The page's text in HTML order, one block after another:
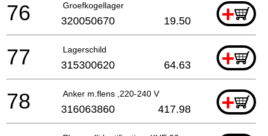
Groefkogellager +
76 320050670 19.50
Lagerschild +
77 315300620 64.63
Anker m.flens ,220-240 V +
78 316063860 417.98